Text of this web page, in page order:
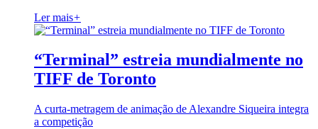
Ler mais+
“Terminal” estreia mundialmente no
TIFF de Toronto
A curta-metragem de animação de Alexandre Siqueira integra
a competição